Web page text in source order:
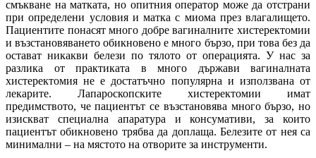
смъкване на матката, но опитния оператор може да отстрани
при определени условия и матка с миома през влагалището.
Пациентите понасят много добре вагиналните хистеректомии
и възстановяването обикновено е много бързо, при това без да
остават никакви белези по тялото от операцията. У нас за
разлика от практиката в много държави вагиналната
хистеректомия не е достатъчно популярна и използвана от
лекарите. Лапароскопските хистеректомии имат
предимството, че пациентът се възстановява много бързо, но
изискват специална апаратура и консумативи, за които
пациентът обикновено трябва да доплаща. Белезите от нея са
минимални – на мястото на отворите за инструменти.